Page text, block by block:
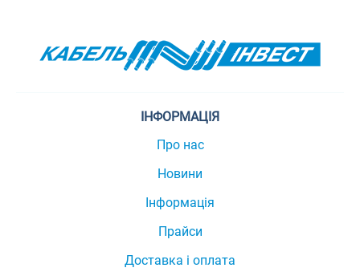
ІНФОРМАЦІЯ
Про нас
Новини
Інформація
Прайси
Доставка і оплата